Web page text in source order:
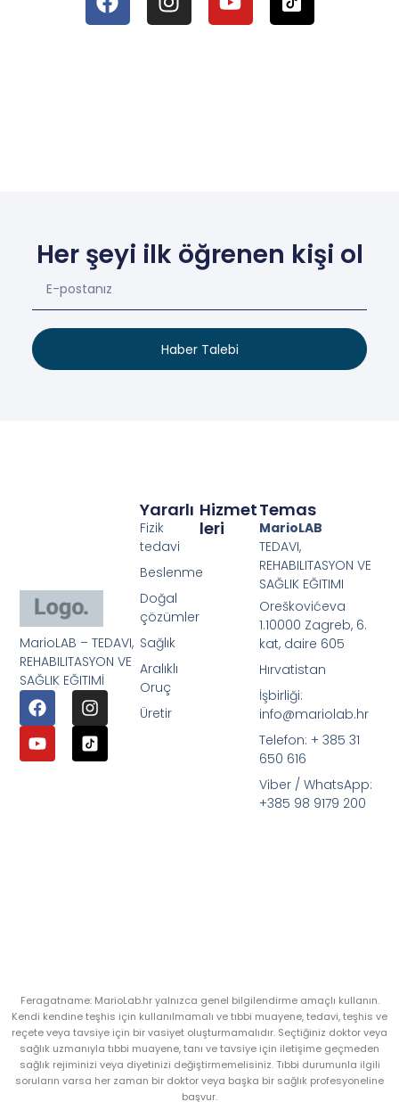
Her şeyi ilk öğrenen kişi ol
Haber Talebi
MarioLAB – TEDAVI,
REHABILITASYON VE
SAĞLIK EĞITIMİ
Hizmet
Leri
Yararlı
Fizik
tedavi
Beslenme
Doğal
çözümler
Sağlık
Aralıklı
Oruç
Üretir
Temas
MarioLAB
TEDAVI,
REHABILITASYON VE
SAĞLIK EĞITIMI
Oreškovićeva
1.10000 Zagreb, 6.
kat, daire 605
Hırvatistan
İşbirliği:
info@mariolab.hr
Telefon: + 385 31
650 616
Viber / WhatsApp:
+385 98 9179 200
Feragatname: MarioLab.hr yalnızca genel bilgilendirme amaçlı kullanın.
Kendi kendine teşhis için kullanılmamalı ve tıbbi muayene, tedavi, teşhis ve
reçete veya tavsiye için bir vasiyet oluşturmamalıdır. Seçtiğiniz doktor veya
sağlık uzmanıyla tıbbi muayene, tanı ve tavsiye için iletişime geçmeden
sağlık rejiminizi veya diyetinizi değiştirmemelisiniz. Tıbbi durumunla ilgili
soruların varsa her zaman bir doktor veya başka bir sağlık profesyoneline
başvur.